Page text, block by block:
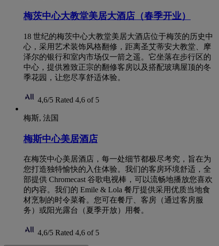
梅茨中心大教堂美居大酒店（春季开业）
18 世纪的梅茨中心大教堂美居大酒店位于梅茨的历史中
心，采用艺术装饰风格翻修，距离圣艾蒂安大教堂、摩
泽尔的银行和室内市场仅一箭之遥。它坐落在步行区的
中心，提供雅致正宗的翻修客房以及搭配玻璃屋顶的冬
季花园，让您尽享舒适体验。
4,6/5 Rated 4,6 of 5
梅斯, 法国
梅斯中心美居酒店
在梅茨中心美居酒店，每一处细节都极尽考究，旨在为
您打造独特愉快的入住体验。我们的客房环境舒适，全
部提供 Chromecast 谷歌电视棒，可以流畅地播放您喜欢
的内容。我们的 Emile & Lola 餐厅提供采用优质当地食
材烹制的时令菜肴。您可在餐厅、客房（通过客房服
务）或阳光露台（夏季开放）用餐。
4,6/5 Rated 4,6 of 5